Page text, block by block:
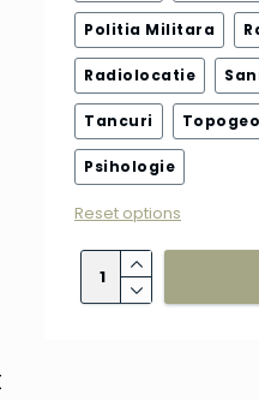
Politia Militara
Radiolocatie
Tancuri
Psihologie
Reset options